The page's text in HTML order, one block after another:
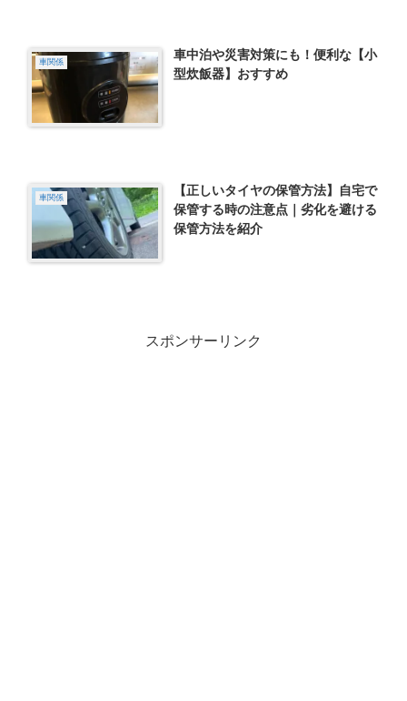
車関係
車中泊や災害対策にも！便利な【小
型炊飯器】おすすめ
車関係
【正しいタイヤの保管方法】自宅で
保管する時の注意点｜劣化を避ける
保管方法を紹介
スポンサーリンク